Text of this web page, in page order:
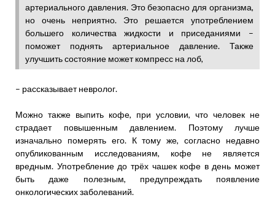
артериального давления. Это безопасно для организма,
но очень неприятно. Это решается употреблением
большего количества жидкости и приседаниями –
поможет поднять артериальное давление. Также
улучшить состояние может компресс на лоб,
– рассказывает невролог.
Можно также выпить кофе, при условии, что человек не
страдает повышенным давлением. Поэтому лучше
изначально померять его. К тому же, согласно недавно
опубликованным исследованиям, кофе не является
вредным. Употребление до трёх чашек кофе в день может
быть даже полезным, предупреждать появление
онкологических заболеваний.